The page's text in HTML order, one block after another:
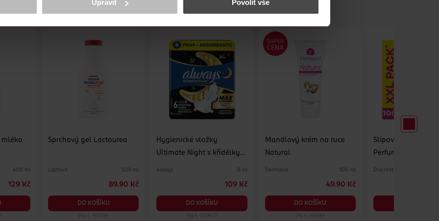
<
Upravit Povolit vše
mléko
400 ml
129 Kč
Sprchový gel Lactourea
Lactovit 500 ml
89.90 Kč
DO KOŠÍKU
Obj. č.: 1110234
Hygienické vložky
Ultimate Night s křidélky
Always 8 ks
109 Kč
DO KOŠÍKU
Obj. č.: 1273427
Mandlový krém na ruce
Natural
Dermacol 100 ml
49.90 Kč
DO KOŠÍKU
Obj. č.: 504164
Slipové vložky 0%
Perfume Normal
Discreet